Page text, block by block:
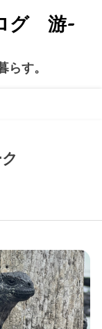
グ 游-
す。